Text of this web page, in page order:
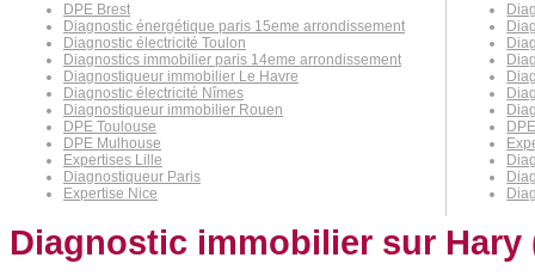
DPE Brest
Diagnostic énergétique paris 15eme arrondissement
Diagnostic électricité Toulon
Diagnostics immobilier paris 14eme arrondissement
Diagnostiqueur immobilier Le Havre
Diagnostic électricité Nîmes
Diagnostiqueur immobilier Rouen
DPE Toulouse
DPE Mulhouse
Expertises Lille
Diagnostiqueur Paris
Expertise Nice
Diagnostic immobilier sur Hary